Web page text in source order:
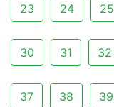
23 24 25
30 31 32
37 38 39